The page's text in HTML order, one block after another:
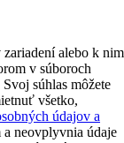
alebo k nim
v súboroch
súhlas môžete
všetko,
údajov a
neovplyvnia údaje